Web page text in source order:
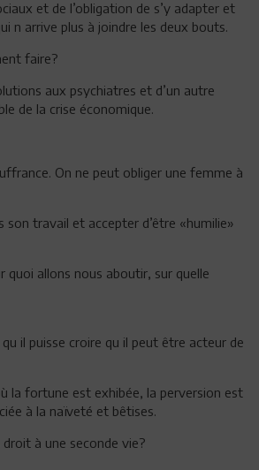
et de l’obligation de s’y adapter et
n arrive plus à joindre les deux bouts.
faire?
aux psychiatres et d’un autre
de la crise économique.
On ne peut obliger une femme à
son travail et accepter d’être «humilie»
quoi allons nous aboutir, sur quelle
il puisse croire qu il peut être acteur de
la fortune est exhibée, la perversion est
à la naïveté et bêtises.
à une seconde vie?